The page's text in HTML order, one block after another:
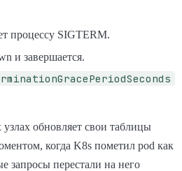
процессу SIGTERM.
и завершается.
обновляет свои таблицы
когда K8s пометил pod как
запросы перестали на него